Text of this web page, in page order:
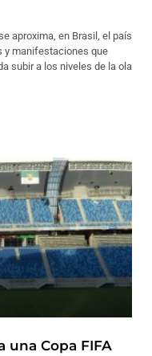
aproxima, en Brasil, el país
y manifestaciones que
subir a los niveles de la ola
una Copa FIFA